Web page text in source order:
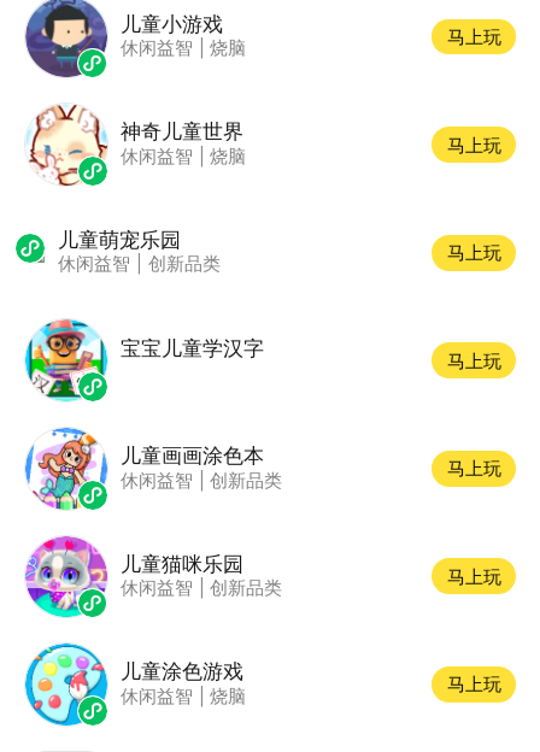
儿童小游戏
休闲益智 烧脑
马上玩
神奇儿童世界
休闲益智 烧脑
马上玩
儿童萌宠乐园
休闲益智 创新品类
马上玩
宝宝儿童学汉字
马上玩
儿童画画涂色本
休闲益智 创新品类
马上玩
儿童猫咪乐园
休闲益智 创新品类
马上玩
儿童涂色游戏
休闲益智 烧脑
马上玩